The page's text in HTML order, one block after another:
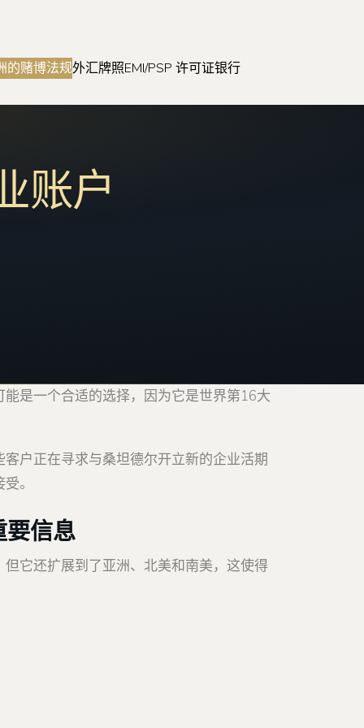
的赌博法规外汇牌照EMI/PSP 许可证银行
账户
是一个合适的选择，因为它是世界第16大
户正在寻求与桑坦德尔开立新的企业活期
。
要信息
它还扩展到了亚洲、北美和南美，这使得